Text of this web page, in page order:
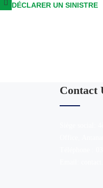
DÉCLARER UN SINISTRE
Contact